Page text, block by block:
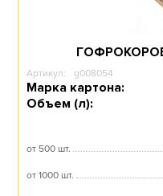
Артикул: g008054
Марка картона:
Объем (л):
от 500 шт.
от 1000 шт.